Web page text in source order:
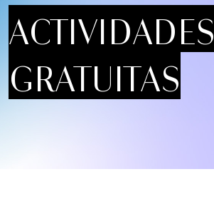
ACTIVIDADES
GRATUITAS